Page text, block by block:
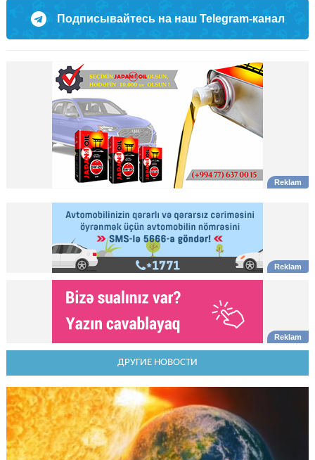
Подписывайтесь на наш Telegram-канал
ДРУГИЕ НОВОСТИ